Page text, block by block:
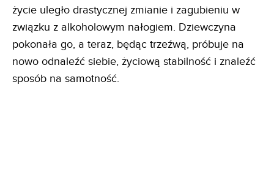
życie uległo drastycznej zmianie i zagubieniu w
związku z alkoholowym nałogiem. Dziewczyna
pokonała go, a teraz, będąc trzeźwą, próbuje na
nowo odnaleźć siebie, życiową stabilność i znaleźć
sposób na samotność.